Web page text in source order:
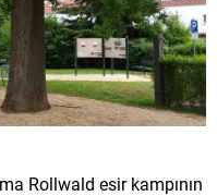
Rollwald esir kampının